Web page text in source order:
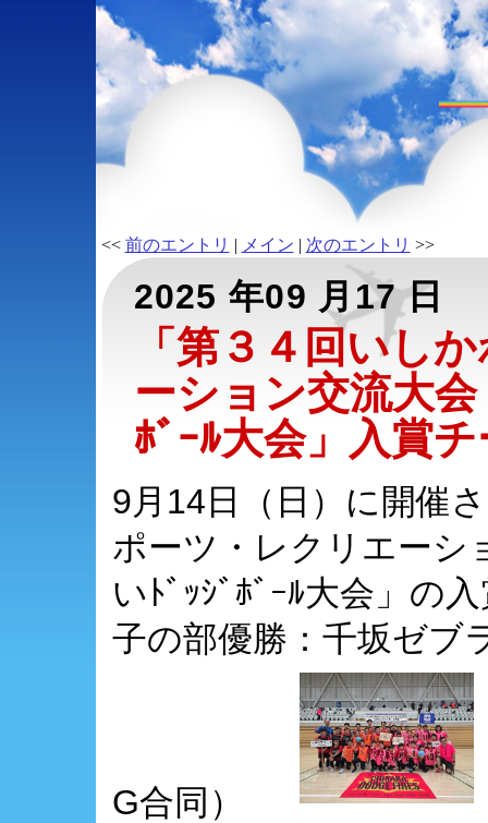
<< 前のエントリ | メイン | 次のエントリ >>
2025 年09 月17 日
「第３４回いし
ーション交流大
ﾎﾞｰﾙ大会」入賞
9月14日（日）に開催
ポーツ・レクリエーシ
いﾄﾞｯｼﾞﾎﾞｰﾙ大会」の
子の部優勝：千坂ゼブ
G合同）